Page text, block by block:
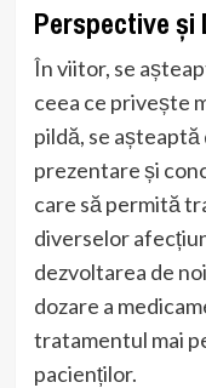
Perspective
În viitor, se
ceea ce privește
pildă, se
prezentare și
care să permită
diverselor
dezvoltarea de
dozare a
tratamentul mai
pacienților.